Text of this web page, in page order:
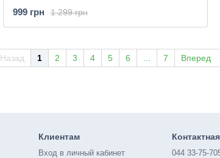
1 299 грн
999 грн
Назад 1 2 3 4 5 6 7 Вперед
Клиентам
Вход в личный кабинет 044 33-75-